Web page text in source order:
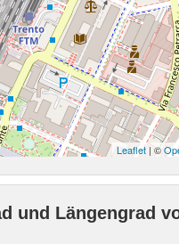
Leaflet | ©
und Längengrad